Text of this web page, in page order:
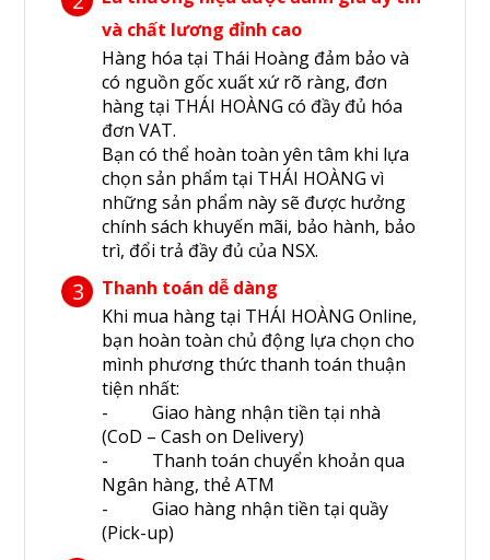
và chất lương đỉnh cao
Hàng hóa tại Thái Hoàng đảm bảo và
có nguồn gốc xuất xứ rõ ràng, đơn
hàng tại THÁI HOÀNG có đầy đủ hóa
đơn VAT.
Bạn có thể hoàn toàn yên tâm khi lựa
chọn sản phẩm tại THÁI HOÀNG vì
những sản phẩm này sẽ được hưởng
chính sách khuyến mãi, bảo hành, bảo
trì, đổi trả đầy đủ của NSX.
3
Thanh toán dễ dàng
Khi mua hàng tại THÁI HOÀNG Online,
bạn hoàn toàn chủ động lựa chọn cho
mình phương thức thanh toán thuận
tiện nhất:
- Giao hàng nhận tiền tại nhà
(CoD – Cash on Delivery)
- Thanh toán chuyển khoản qua
Ngân hàng, thẻ ATM
- Giao hàng nhận tiền tại quầy
(Pick-up)